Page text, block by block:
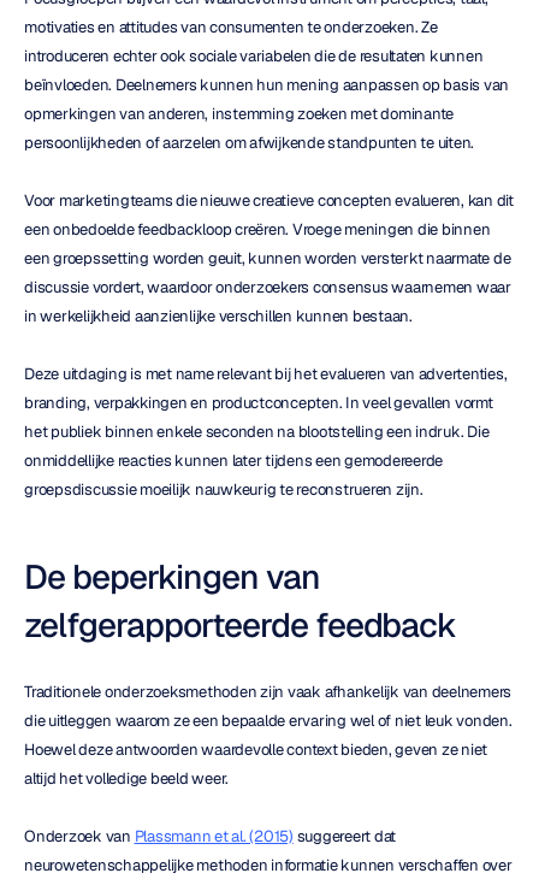
motivaties en attitudes van consumenten te onderzoeken. Ze
introduceren echter ook sociale variabelen die de resultaten kunnen
beïnvloeden. Deelnemers kunnen hun mening aanpassen op basis van
opmerkingen van anderen, instemming zoeken met dominante
persoonlijkheden of aarzelen om afwijkende standpunten te uiten.
Voor marketingteams die nieuwe creatieve concepten evalueren, kan dit
een onbedoelde feedbackloop creëren. Vroege meningen die binnen
een groepssetting worden geuit, kunnen worden versterkt naarmate de
discussie vordert, waardoor onderzoekers consensus waarnemen waar
in werkelijkheid aanzienlijke verschillen kunnen bestaan.
Deze uitdaging is met name relevant bij het evalueren van advertenties,
branding, verpakkingen en productconcepten. In veel gevallen vormt
het publiek binnen enkele seconden na blootstelling een indruk. Die
onmiddellijke reacties kunnen later tijdens een gemodereerde
groepsdiscussie moeilijk nauwkeurig te reconstrueren zijn.
De beperkingen van
zelfgerapporteerde feedback
Traditionele onderzoeksmethoden zijn vaak afhankelijk van deelnemers
die uitleggen waarom ze een bepaalde ervaring wel of niet leuk vonden.
Hoewel deze antwoorden waardevolle context bieden, geven ze niet
altijd het volledige beeld weer.
Onderzoek van Plassmann et al. (2015) suggereert dat
neurowetenschappelijke methoden informatie kunnen verschaffen over